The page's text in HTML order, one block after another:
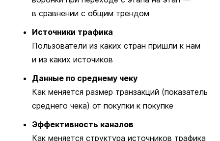
в сравнении с общим трендом
Источники трафика
Пользователи из каких стран пришли к нам
и из каких источиков
Данные по среднему чеку
Как меняется размер транзакций (показатель
среднего чека) от покупки к покупке
Эффективность каналов
Как меняется структура источников трафика